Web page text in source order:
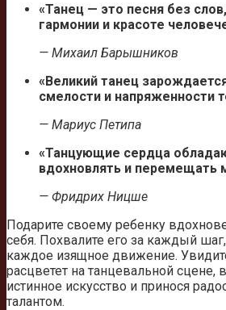
«Танец — это песня без
гармонии и красоте
— Михаил Барышников
«Великий танец
смелости и напряженности
— Мариус Петипа
«Танцующие сердца
вдохновлять и перемещать
— Фридрих Ницше
Подарите своему ребенку
себя. Похвалите его за каждый
каждое изящное движение.
расцветет на танцевальной сцене,
истинное искусство и принося
талантом.